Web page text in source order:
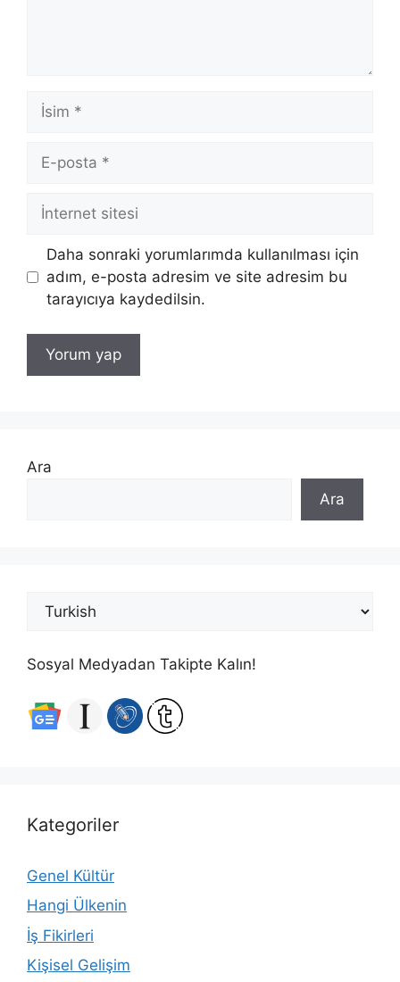
İsim
posta
İnternet
Daha sonraki yorumlarımda kullanılması için
adım, e-posta adresim ve site adresim bu
tarayıcıya kaydedilsin.
Ara
Ara
Sosyal Medyadan Takipte Kalın!
Kategoriler
Genel Kültür
Hangi Ülkenin
İş Fikirleri
Kişisel Gelişim